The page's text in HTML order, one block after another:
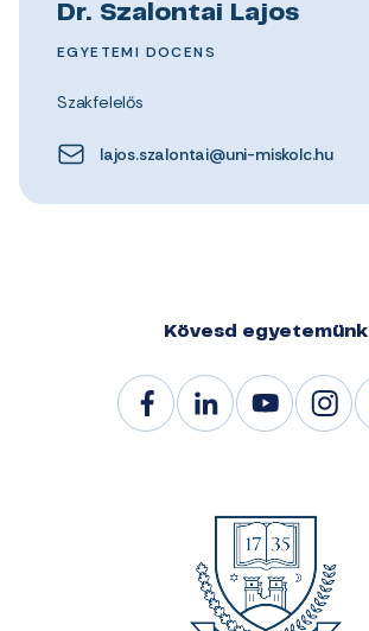
Dr. Szalontai Lajos
EGYETEMI DOCENS
Szakfelelős
lajos.szalontai@uni-miskolc.hu
Kövesd egyetemünk